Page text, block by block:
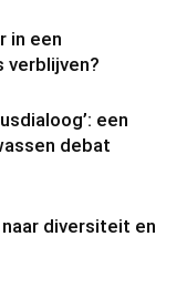
in een
verblijven?
een
debat
diversiteit en